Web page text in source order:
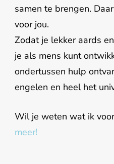
samen te brengen.
voor jou.
Zodat je lekker aards
je als mens kunt
ondertussen hulp
engelen en heel het
Wil je weten wat ik
meer!